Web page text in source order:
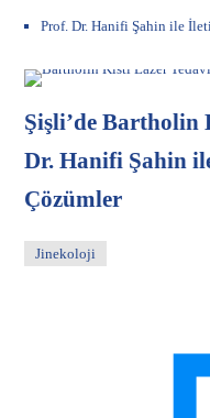
Prof. Dr. Hanifi Şahin ile
Şişli’de Bartholin
Dr. Hanifi Şahin
Çözümler
Jinekoloji